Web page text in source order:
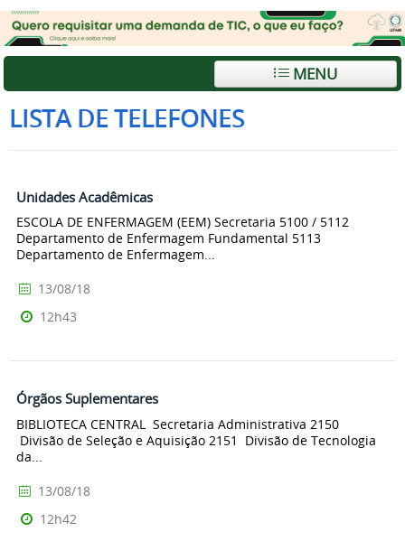
MENU
LISTA DE TELEFONES
Unidades Acadêmicas
ESCOLA DE ENFERMAGEM (EEM) Secretaria 5100 / 5112
Departamento de Enfermagem Fundamental 5113
Departamento de Enfermagem...
13/08/18
12h43
Órgãos Suplementares
BIBLIOTECA CENTRAL Secretaria Administrativa 2150
Divisão de Seleção e Aquisição 2151 Divisão de Tecnologia
da...
13/08/18
12h42